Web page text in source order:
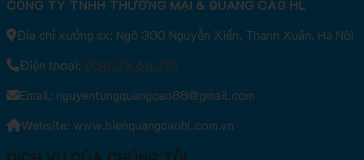
CÔNG TY TNHH THƯƠNG MẠI & QUẢNG CÁO HL
Địa chỉ xưởng sx: Ngõ 300 Nguyễn Xiển, Thanh Xuân, Hà Nội
Điện thoại: 036.33.66.712
Email: nguyentungquangcao88@gmail.com
Website: www.bienquangcaohl.com.vn